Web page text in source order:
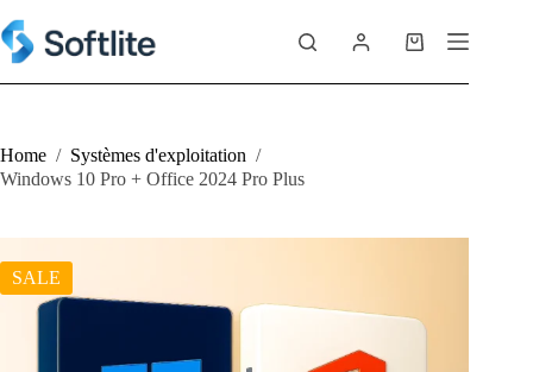
to
content
Shopping
Home / Systèmes d'exploitation /
Windows 10 Pro + Office 2024 Pro Plus
SALE